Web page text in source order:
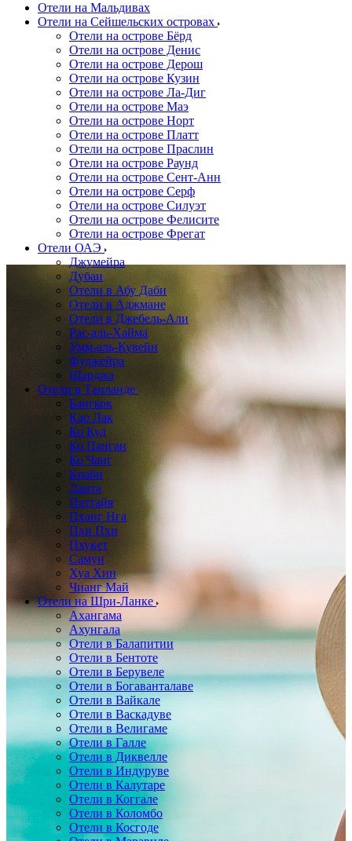
Отели на Мальдивах
Отели на Сейшельских островах
Отели на острове Бёрд
Отели на острове Денис
Отели на острове Дерош
Отели на острове Кузин
Отели на острове Ла-Диг
Отели на острове Маэ
Отели на острове Норт
Отели на острове Платт
Отели на острове Праслин
Отели на острове Раунд
Отели на острове Сент-Анн
Отели на острове Серф
Отели на острове Силуэт
Отели на острове Фелисите
Отели на острове Фрегат
Отели ОАЭ
Джумейра
Дубаи
Отели в Абу Даби
Отели в Аджмане
Отели в Джебель-Али
Рас-аль-Хайма
Умм-аль-Кувейн
Фуджейра
Шарджа
Отели в Таиланде
Бангкок
Као Лак
Ко Куд
Ко Панган
Ко Чанг
Краби
Ланта
Паттайя
Пханг Нга
Пхи Пхи
Пхукет
Самуи
Хуа Хин
Чианг Май
Отели на Шри-Ланке
Ахангама
Ахунгала
Отели в Балапитии
Отели в Бентоте
Отели в Берувеле
Отели в Богаванталаве
Отели в Вайкале
Отели в Васкадуве
Отели в Велигаме
Отели в Галле
Отели в Диквелле
Отели в Индуруве
Отели в Калутаре
Отели в Коггале
Отели в Коломбо
Отели в Косгоде